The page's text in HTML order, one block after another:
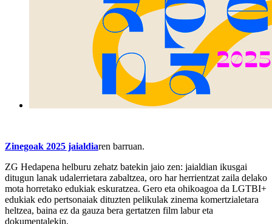
Zinegoak 2025 jaialdiaren barruan.
ZG Hedapena helburu zehatz batekin jaio zen: jaialdian ikusgai
ditugun lanak udalerrietara zabaltzea, oro har herrientzat zaila delako
mota horretako edukiak eskuratzea. Gero eta ohikoagoa da LGTBI+
edukiak edo pertsonaiak dituzten pelikulak zinema komertzialetara
heltzea, baina ez da gauza bera gertatzen film labur eta
dokumentalekin.